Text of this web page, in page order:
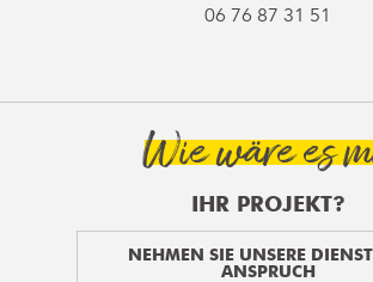
06 76 87 31 51
Wie wäre es
IHR PROJEKT?
NEHMEN SIE UNSERE
ANSPRUCH